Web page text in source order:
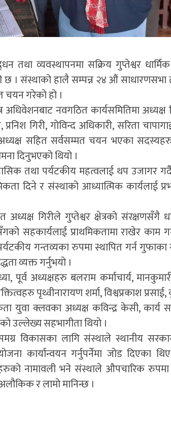
तथा व्यवस्थापनमा सक्रिय गुप्तेश्वर
छ । संस्थाको हालै सम्पन्न २४ औं
चयन गरेको हो ।
नवगठित कार्यसमितिमा अध्यक्ष
गिरी, गोविन्द अधिकारी, सरिता
सहित सर्वसम्मत चयन भएका
दिनुभएको थियो ।
तथा पर्यटकीय महत्वलाई थप उजागर
दिने र संस्थाको आध्यात्मिक कार्यलाई
गिरीले गुप्तेश्वर क्षेत्रको संरक्षणसँगै
सहकार्यलाई प्राथमिकतामा राखेर काम
गन्तव्यका रुपमा स्थापित गर्न
व्यक्त गर्नुभयो ।
पूर्व अध्यक्षहरु बलराम कर्माचार्य,
पृथ्वीनारायण शर्मा, विश्वप्रकाश
युवा क्लवका अध्यक्ष कविन्द्र केसी, कार्य
उल्लेख्य सहभागीता थियो ।
विकासका लागि संस्थाले स्थानीय
कार्यान्वयन गर्नुपर्नेमा जोड दिएका थिए
नामावली भने संस्थाले औपचारिक रुपमा
र लामो मानिन्छ ।